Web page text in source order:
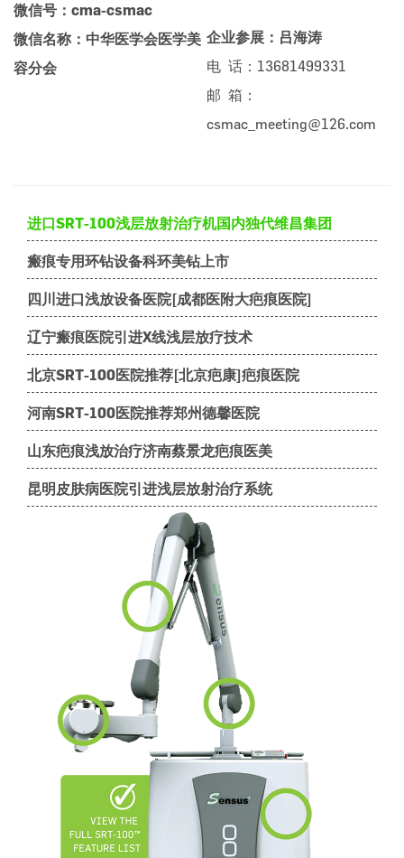
微信号：cma-csmac
微信名称：中华医学会医学美
容分会
企业参展：吕海涛
电 话：13681499331
邮 箱：
csmac_meeting@126.com
进口SRT-100浅层放射治疗机国内独代维昌集团
瘢痕专用环钻设备科环美钻上市
四川进口浅放设备医院[成都医附大疤痕医院]
辽宁瘢痕医院引进X线浅层放疗技术
北京SRT-100医院推荐[北京疤康]疤痕医院
河南SRT-100医院推荐郑州德馨医院
山东疤痕浅放治疗济南蔡景龙疤痕医美
昆明皮肤病医院引进浅层放射治疗系统